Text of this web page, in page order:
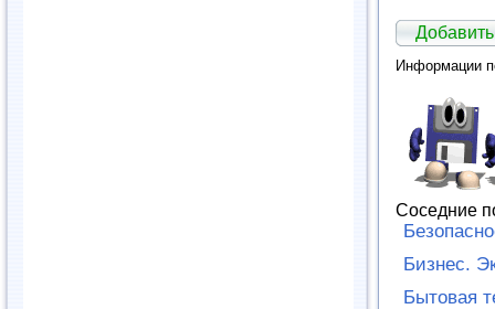
Информации
Соседние
Бизнес.
Бытовая